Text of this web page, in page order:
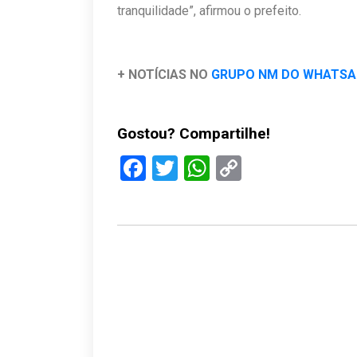
tranquilidade”, afirmou o prefeito.
+ NOTÍCIAS NO GRUPO NM DO
Gostou? Compartilhe!
Facebook
TwitterWhatsApp